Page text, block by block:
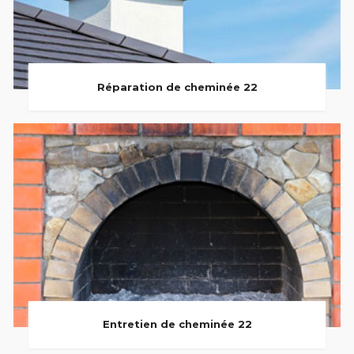
Réparation de cheminée 22
Entretien de cheminée 22